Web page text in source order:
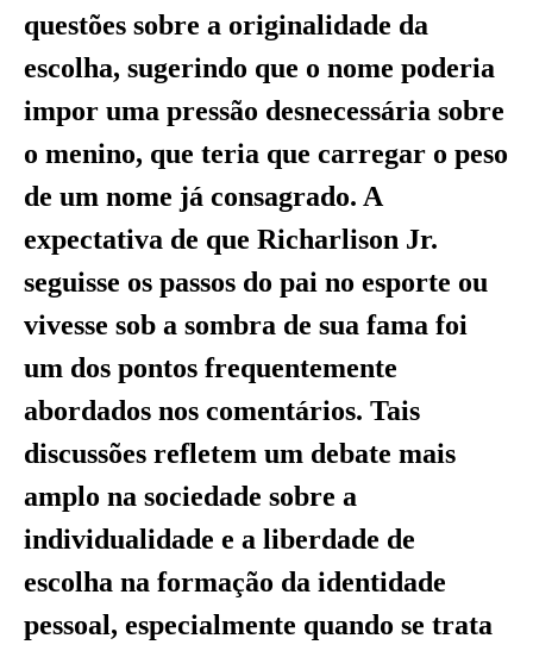
questões sobre a originalidade da
escolha, sugerindo que o nome poderia
impor uma pressão desnecessária sobre
o menino, que teria que carregar o peso
de um nome já consagrado. A
expectativa de que Richarlison Jr.
seguisse os passos do pai no esporte ou
vivesse sob a sombra de sua fama foi
um dos pontos frequentemente
abordados nos comentários. Tais
discussões refletem um debate mais
amplo na sociedade sobre a
individualidade e a liberdade de
escolha na formação da identidade
pessoal, especialmente quando se trata